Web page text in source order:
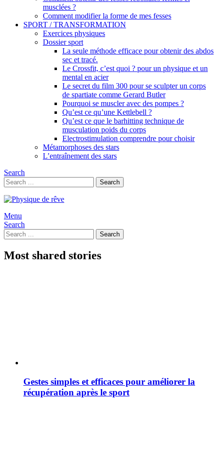
musclées ?
Comment modifier la forme de mes fesses
SPORT / TRANSFORMATION
Exercices physiques
Dossier sport
La seule méthode efficace pour obtenir des abdos
sec et tracé.
Le Crossfit, c’est quoi ? pour un physique et un
mental en acier
Le secret du film 300 pour se sculpter un corps
de spartiate comme Gerard Butler
Pourquoi se muscler avec des pompes ?
Qu’est ce qu’une Kettlebell ?
Qu’est ce que le barhitting technique de
musculation poids du corps
Electrostimulation comprendre pour choisir
Métamorphoses des stars
L’entraînement des stars
Search
Search
for:
Search
Menu
Search
Search
for:
Search
Most shared stories
Gestes simples et efficaces pour améliorer la
récupération après le sport